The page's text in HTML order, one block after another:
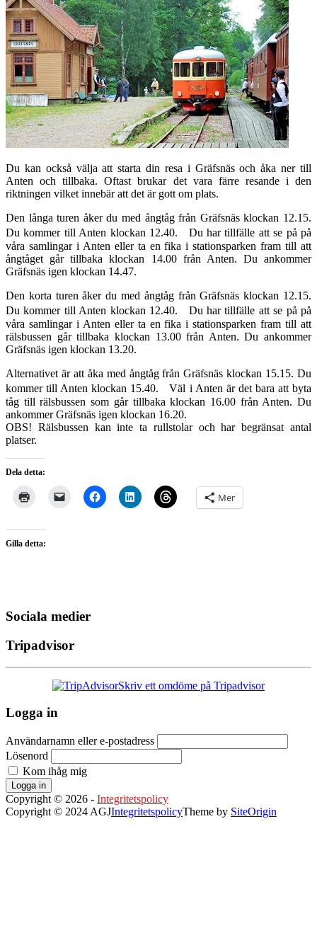
Du kan också välja att starta din resa i Gräfsnäs och åka ner till
Anten och tillbaka. Oftast brukar det vara färre resande i den
riktningen vilket innebär att det är gott om plats.
Den långa turen åker du med ångtåg från Gräfsnäs klockan 12.15.
Du kommer till Anten klockan 12.40. Du har tillfälle att se på på
våra samlingar i Anten eller ta en fika i stationsparken fram till att
ångtåget går tillbaka klockan 14.00 från Anten. Du ankommer
Gräfsnäs igen klockan 14.47.
Den korta turen åker du med ångtåg från Gräfsnäs klockan 12.15.
Du kommer till Anten klockan 12.40. Du har tillfälle att se på på
våra samlingar i Anten eller ta en fika i stationsparken fram till att
rälsbussen går tillbaka klockan 13.00 från Anten. Du ankommer
Gräfsnäs igen klockan 13.20.
Alternativet är att åka med ångtåg från Gräfsnäs klockan 15.15. Du
kommer till Anten klockan 15.40. Väl i Anten är det bara att byta
tåg till rälsbussen som går tillbaka klockan 16.00 från Anten. Du
ankommer Gräfsnäs igen klockan 16.20.
OBS! Rälsbussen kan inte ta rullstolar och har begränsat antal
platser.
Dela detta:
Mer
Gilla detta:
Sociala medier
Tripadvisor
Skriv ett omdöme på Tripadvisor
Logga in
Användarnamn eller e-postadress
Lösenord
Kom ihåg mig
Logga in
Copyright © 2026 - Integritetspolicy
Copyright © 2024 AGJIntegritetspolicyTheme by SiteOrigin